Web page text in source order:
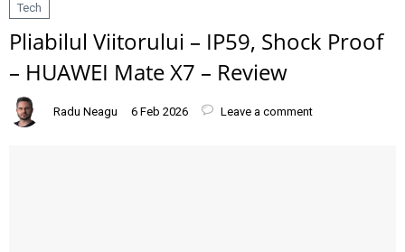
Tech
Pliabilul Viitorului – IP59, Shock Proof
– HUAWEI Mate X7 – Review
Radu Neagu 6 Feb 2026 Leave a comment